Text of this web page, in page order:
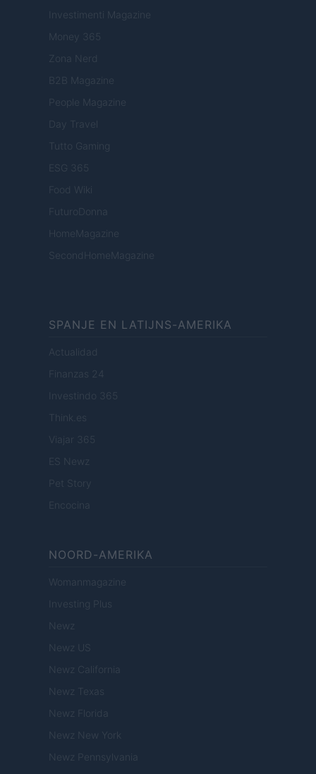
Investimenti Magazine
Money 365
Zona Nerd
B2B Magazine
People Magazine
Day Travel
Tutto Gaming
ESG 365
Food Wiki
FuturoDonna
HomeMagazine
SecondHomeMagazine
SPANJE EN LATIJNS-AMERIKA
Actualidad
Finanzas 24
Investindo 365
Think.es
Viajar 365
ES Newz
Pet Story
Encocina
NOORD-AMERIKA
Womanmagazine
Investing Plus
Newz
Newz US
Newz California
Newz Texas
Newz Florida
Newz New York
Newz Pennsylvania